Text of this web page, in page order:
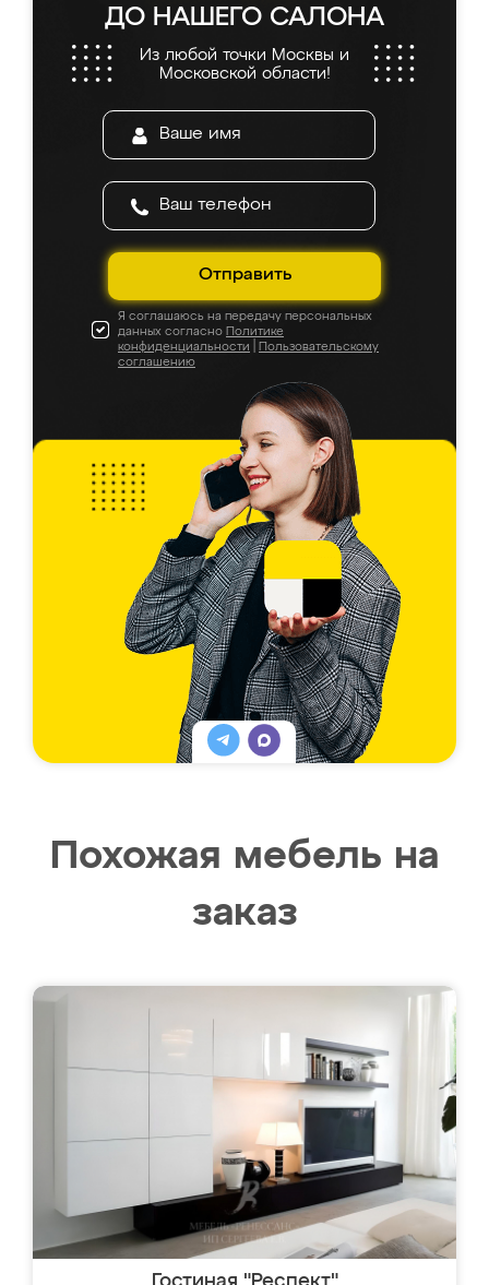
ДО НАШЕГО САЛОНА
Из любой точки Москвы и
Московской области!
Отправить
Я соглашаюсь на передачу персональных
данных согласно Политике
конфиденциальности
Пользовательскому
соглашению
Похожая мебель на
заказ